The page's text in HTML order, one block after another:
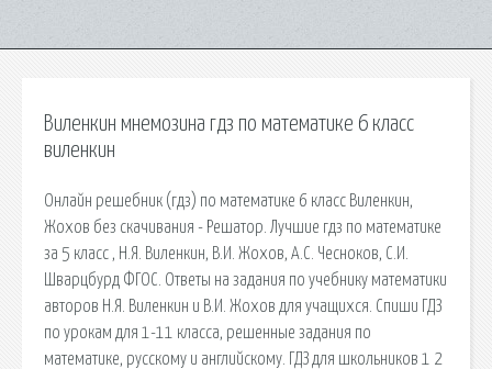
Виленкин мнемозина гдз по математике 6 класс
виленкин
Онлайн решебник (гдз) по математике 6 класс Виленкин,
Жохов без скачивания - Решатор. Лучшие гдз по математике
за 5 класс , Н.Я. Виленкин, В.И. Жохов, А.С. Чесноков, С.И.
Шварцбурд ФГОС. Ответы на задания по учебнику математики
авторов Н.Я. Виленкин и В.И. Жохов для учащихся. Спиши ГДЗ
по урокам для 1-11 класса, решенные задания по
математике, русскому и английскому. ГДЗ для школьников 1 2